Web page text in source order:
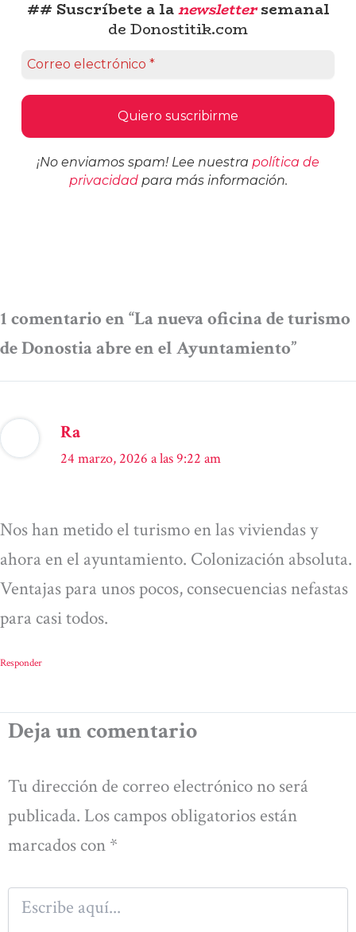
## Suscríbete a lanewslettersemanal
de Donostitik.com
¡No enviamos spam! Lee nuestra política de
privacidadpara más información.
1 comentario en “La nueva oficina de turismo
de Donostia abre en el Ayuntamiento”
Ra
24 marzo, 2026 a las 9:22 am
Nos han metido el turismo en las viviendas y
ahora en el ayuntamiento. Colonización absoluta.
Ventajas para unos pocos, consecuencias nefastas
para casi todos.
Responder
Deja un comentario
Tu dirección de correo electrónico no será
publicada. Los campos obligatorios están
marcados con *
Escribe
aquí...